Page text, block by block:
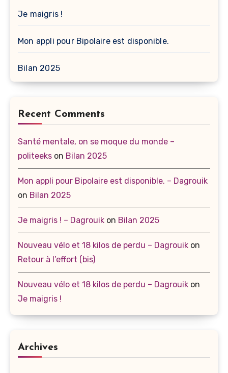
Je maigris !
Mon appli pour Bipolaire est disponible.
Bilan 2025
Recent Comments
Santé mentale, on se moque du monde –
politeeks on Bilan 2025
Mon appli pour Bipolaire est disponible. – Dagrouik
on Bilan 2025
Je maigris ! – Dagrouik on Bilan 2025
Nouveau vélo et 18 kilos de perdu – Dagrouik on
Retour à l’effort (bis)
Nouveau vélo et 18 kilos de perdu – Dagrouik on
Je maigris !
Archives